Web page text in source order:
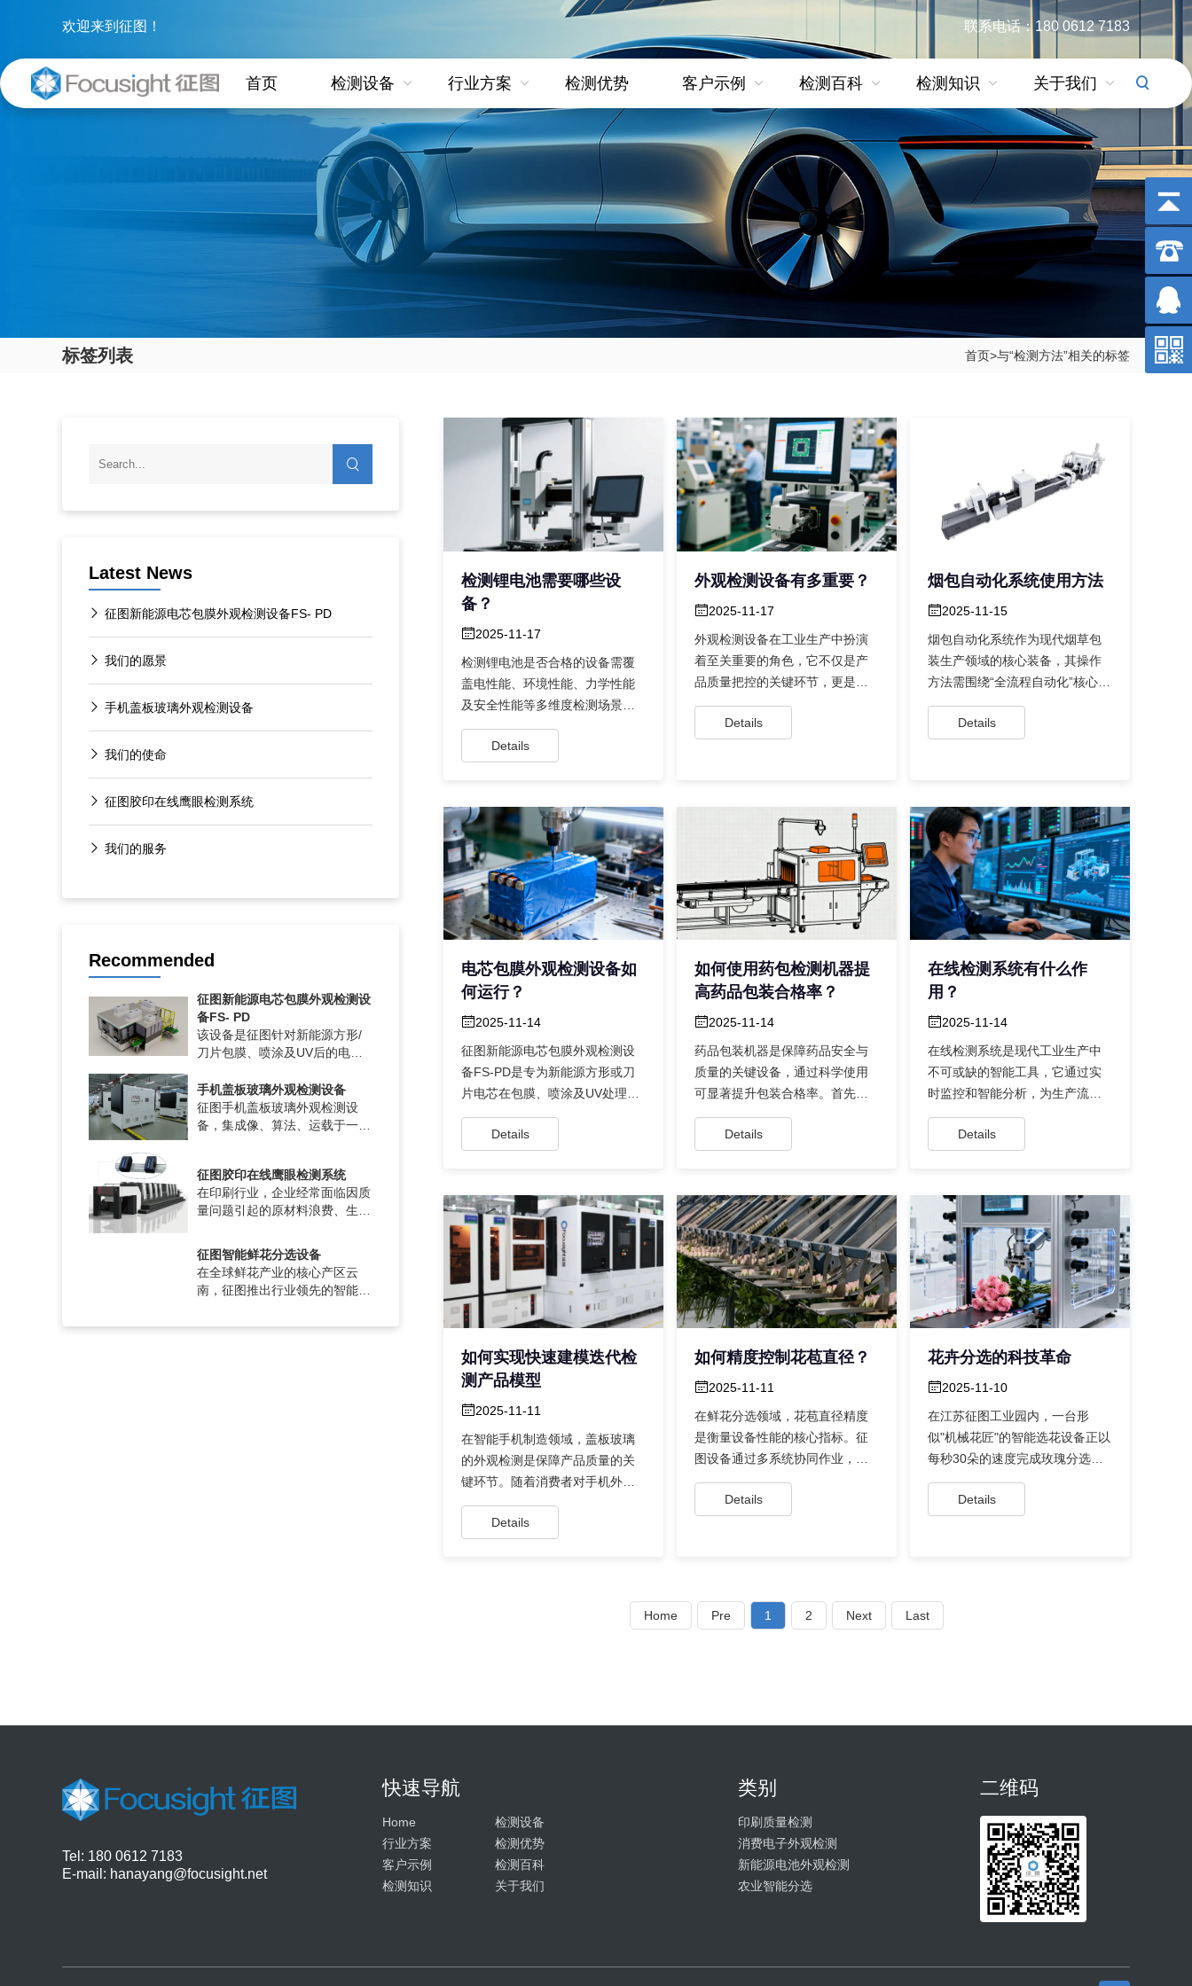
欢迎来到征图！ 联系电话：180 0612 7183
首页 检测设备 行业方案 检测优势 客户示例 检测百科 检测知识 关于我们
标签列表 首页>与“检测方法”相关的标签
Latest News
征图新能源电芯包膜外观检测设备FS- PD
我们的愿景
手机盖板玻璃外观检测设备
我们的使命
征图胶印在线鹰眼检测系统
我们的服务
Recommended
征图新能源电芯包膜外观检测设
备FS- PD
该设备是征图针对新能源方形/
刀片包膜、喷涂及UV后的电芯
2D/2.5D/3D成像技术，结合自
主研发的A...
手机盖板玻璃外观检测设备
征图手机盖板玻璃外观检测设
备，集成像、算法、运载于一
点、异色、凹凸...
征图胶印在线鹰眼检测系统
在印刷行业，企业经常面临因质
量问题引起的原材料浪费、生产
在，有了征图胶印在线鹰眼检测
系统，恰...
征图智能鲜花分选设备
在全球鲜花产业的核心产区云
南，征图推出行业领先的智能鲜
全流程智能化分选的创新解决方
检测锂电池需要哪些设
备？
2025-11-17
检测锂电池是否合格的设备需覆
盖电性能、环境性能、力学性能
及安全性能等多维度检测场景。
常见的设备包括充放电柜用于测
试电压、...
Details
外观检测设备有多重要？
2025-11-17
外观检测设备在工业生产中扮演
着至关重要的角色，它不仅是产
品质量把控的关键环节，更是推
动制造业向智能化、自动化转型
的核心支...
Details
烟包自动化系统使用方法
2025-11-15
烟包自动化系统作为现代烟草包
装生产领域的核心装备，其操作
方法需围绕“全流程自动化”核心目
标展开，通过设备协同与智能控
制实...Details
电芯包膜外观检测设备如
何运行？
2025-11-14
征图新能源电芯包膜外观检测设
备FS-PD是专为新能源方形或刀
片电芯在包膜、喷涂及UV处理后
的外观检测而设计的智能设备，
Details
如何使用药包检测机器提
高药品包装合格率？
2025-11-14
药品包装机器是保障药品安全与
质量的关键设备，通过科学使用
可显著提升包装合格率。首先，
机器的自动化功能是基础，它能
替代人工...
Details
在线检测系统有什么作
用？
2025-11-14
在线检测系统是现代工业生产中
不可或缺的智能工具，它通过实
时监控和智能分析，为生产流程
带来了多方面的优化。这种系统
最直观的...
Details
如何实现快速建模迭代检
测产品模型
2025-11-11
在智能手机制造领域，盖板玻璃
的外观检测是保障产品质量的关
键环节。随着消费者对手机外观
品质要求的不断提升，传统人工
检测方式...
Details
如何精度控制花苞直径？
2025-11-11
在鲜花分选领域，花苞直径精度
是衡量设备性能的核心指标。征
图设备通过多系统协同作业，构
建了从原料处理到成品分级的全
流程精度...
Details
花卉分选的科技革命
2025-11-10
在江苏征图工业园内，一台形
似"机械花匠"的智能选花设备正以
每秒30朵的速度完成玫瑰分选
——这是征图智...
Details
Home Pre 1 2 Next Last
Tel: 180 0612 7183
E-mail: hanayang@focusight.net
快速导航
Home
检测设备
行业方案
检测优势
客户示例
检测百科
检测知识
关于我们
类别
印刷质量检测
消费电子外观检测
新能源电池外观检测
农业智能分选
二维码